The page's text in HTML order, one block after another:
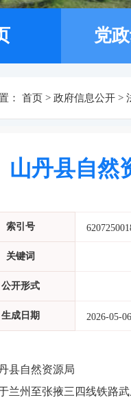
党
： 首页 > 政府信息公开 >
山丹县自然
索引号
关键词
公开形式
生成日期 2026-05-
县自然资源局
兰州至张掖三四线铁路